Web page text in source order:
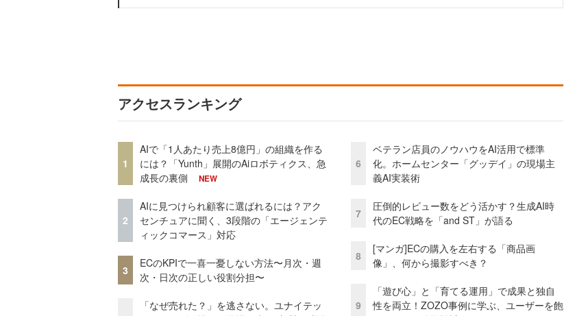
アクセスランキング
1
AIで「1人あたり売上8億円」の組織を作る
には？「Yunth」展開のAiロボティクス、急
成長の裏側
NEW
2
AIに見つけられ顧客に選ばれるには？アク
センチュアに聞く、3段階の「エージェンテ
ィックコマース」対応
3
ECのKPIで一喜一憂しない方法〜月次・週
次・日次の正しい役割分担〜
「なぜ売れた？」を逃さない。ユナイテッ
6
ベテラン店員のノウハウをAI活用で標準
化。ホームセンター「グッデイ」の現場主
義AI実装術
7
圧倒的レビュー数をどう活かす？生成AI時
代のEC戦略を「and ST」が語る
8
[マンガ]ECの購入を左右する「商品画
像」、何から撮影すべき？
9
「遊び心」と「育てる運用」で成果と独自
性を両立！ZOZO事例に学ぶ、ユーザーを飽